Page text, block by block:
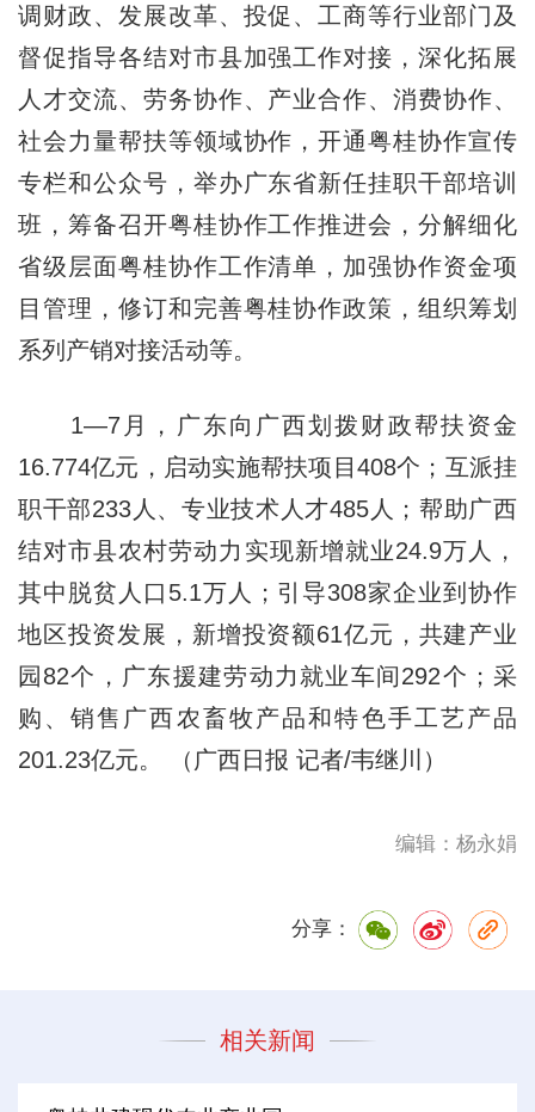
调财政、发展改革、投促、工商等行业部门及
督促指导各结对市县加强工作对接，深化拓展
人才交流、劳务协作、产业合作、消费协作、
社会力量帮扶等领域协作，开通粤桂协作宣传
专栏和公众号，举办广东省新任挂职干部培训
班，筹备召开粤桂协作工作推进会，分解细化
省级层面粤桂协作工作清单，加强协作资金项
目管理，修订和完善粤桂协作政策，组织筹划
系列产销对接活动等。
1—7月，广东向广西划拨财政帮扶资金
16.774亿元，启动实施帮扶项目408个；互派挂
职干部233人、专业技术人才485人；帮助广西
结对市县农村劳动力实现新增就业24.9万人，
其中脱贫人口5.1万人；引导308家企业到协作
地区投资发展，新增投资额61亿元，共建产业
园82个，广东援建劳动力就业车间292个；采
购、销售广西农畜牧产品和特色手工艺产品
201.23亿元。 （广西日报 记者/韦继川）
编辑：杨永娟
分享：
相关新闻